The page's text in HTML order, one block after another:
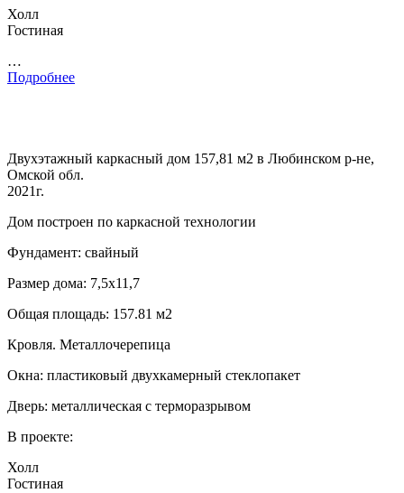
Холл
Гостиная
…
Подробнее
Двухэтажный каркасный дом 157,81 м2 в Любинском р-не,
Омской обл.
2021г.
Дом построен по каркасной технологии
Фундамент: свайный
Размер дома: 7,5х11,7
Общая площадь: 157.81 м2
Кровля. Металлочерепица
Окна: пластиковый двухкамерный стеклопакет
Дверь: металлическая с терморазрывом
В проекте:
Холл
Гостиная